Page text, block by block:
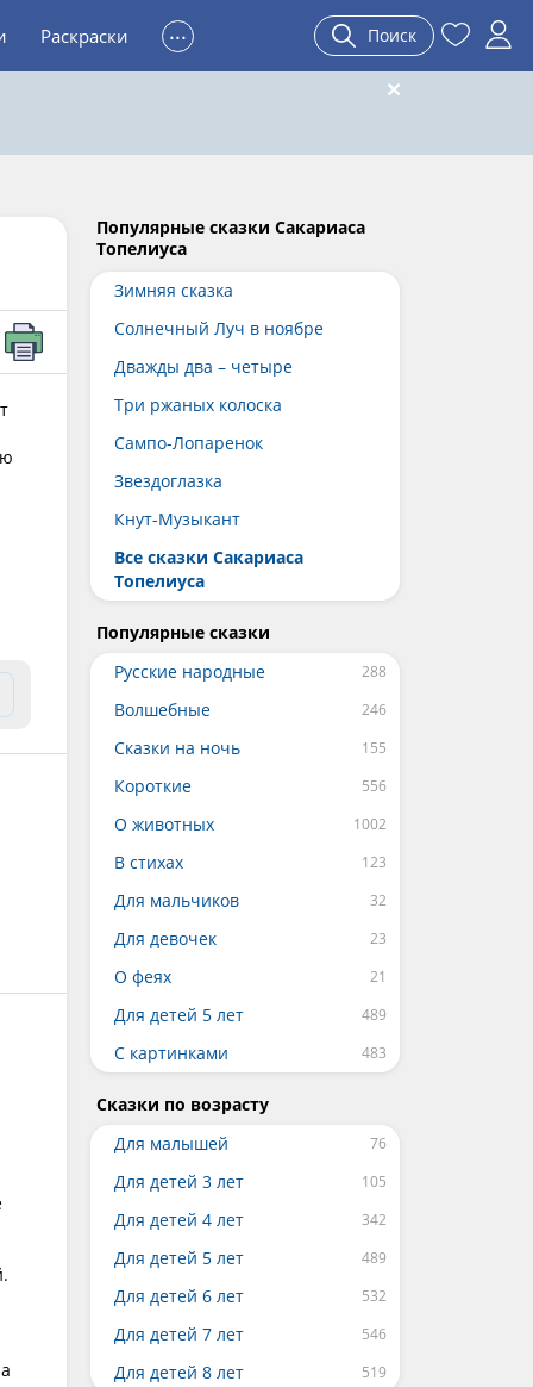
Раскраски ... Поиск
Популярные сказки Сакариаса
Топелиуса
Зимняя сказка
Солнечный Луч в ноябре
Дважды два – четыре
Три ржаных колоска
Сампо-Лопаренок
Звездоглазка
Кнут-Музыкант
Все сказки Сакариаса
Топелиуса
Популярные сказки
Русские народные
Волшебные
Сказки на ночь
Короткие
О животных
В стихах
Для мальчиков
Для девочек
О феях
Для детей 5 лет
С картинками
Сказки по возрасту
Для малышей
Для детей 3 лет
Для детей 4 лет
Для детей 5 лет
Для детей 6 лет
Для детей 7 лет
Для детей 8 лет